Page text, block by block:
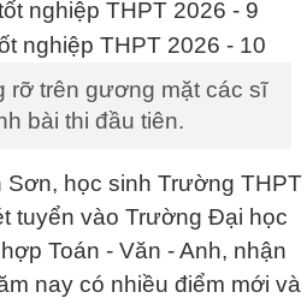
rỡ trên gương mặt các sĩ
bài thi đầu tiên.